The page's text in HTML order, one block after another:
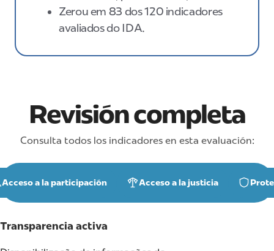
Zerou em 83 dos 120 indicadores
avaliados do IDA.
Revisión completa
Consulta todos los indicadores en esta evaluación:
Acceso a la participación Acceso a la justicia
Transparencia activa